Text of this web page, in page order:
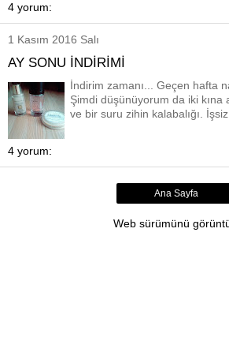
4 yorum:
1 Kasım 2016 Salı
AY SONU İNDİRİMİ
İndirim zamanı... Geçen hafta
Şimdi düşünüyorum da iki kına
ve bir suru zihin kalabalığı. İşsiz
4 yorum:
Ana Sayfa
Web sürümünü